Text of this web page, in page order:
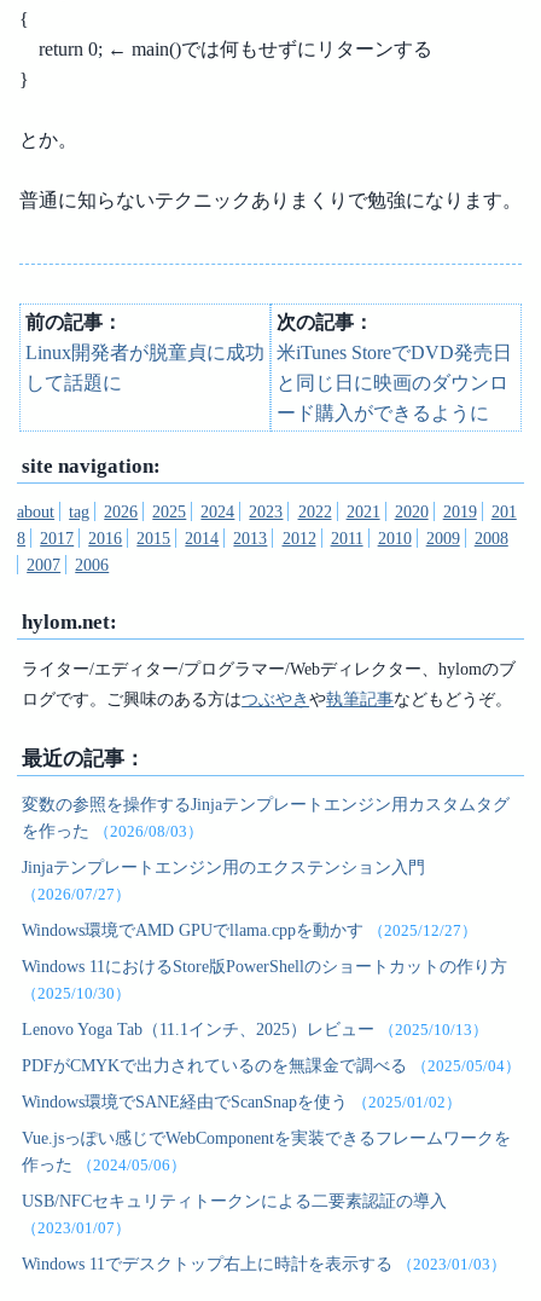
{
return 0; ← main()では何もせずにリターンする
}
とか。
普通に知らないテクニックありまくりで勉強になります。
前の記事：
Linux開発者が脱童貞に成功
して話題に
次の記事：
米iTunes StoreでDVD発売日
と同じ日に映画のダウンロ
ード購入ができるように
site navigation:
about tag 2026 2025 2024 2023 2022 2021 2020 2019
201
8
2017 2016 2015 2014 2013 2012 2011 2010 2009
2008
2007
2006
hylom.net:
ライター/エディター/プログラマー/Webディレクター、hylomのブ
ログです。ご興味のある方はつぶやきや執筆記事などもどうぞ。
最近の記事：
変数の参照を操作するJinjaテンプレートエンジン用カスタムタグ
を作った
（2026/08/03）
Jinjaテンプレートエンジン用のエクステンション入門
（2026/07/27）
Windows環境でAMD GPUでllama.cppを動かす （2025/12/27）
Windows 11におけるStore版PowerShellのショートカットの作り方
（2025/10/30）
Lenovo Yoga Tab（11.1インチ、2025）レビュー （2025/10/13）
PDFがCMYKで出力されているのを無課金で調べる （2025/05/04）
Windows環境でSANE経由でScanSnapを使う （2025/01/02）
Vue.jsっぽい感じでWebComponentを実装できるフレームワークを
作った
（2024/05/06）
USB/NFCセキュリティトークンによる二要素認証の導入
（2023/01/07）
Windows 11でデスクトップ右上に時計を表示する （2023/01/03）